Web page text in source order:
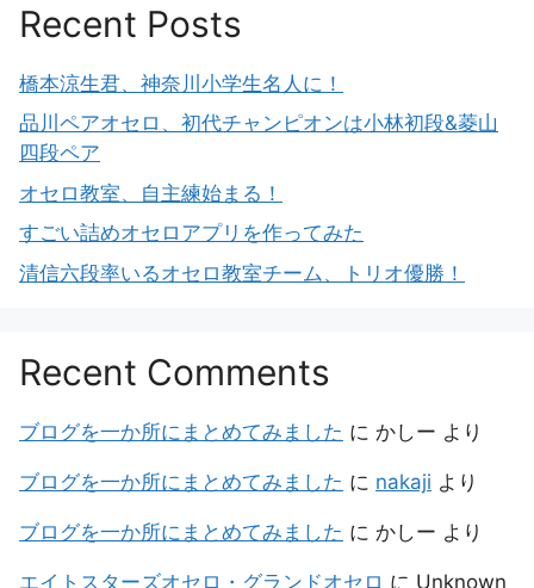
Recent Posts
橋本涼生君、神奈川小学生名人に！
品川ペアオセロ、初代チャンピオンは小林初段&菱山
四段ペア
オセロ教室、自主練始まる！
すごい詰めオセロアプリを作ってみた
清信六段率いるオセロ教室チーム、トリオ優勝！
Recent Comments
ブログを一か所にまとめてみました に かしー より
ブログを一か所にまとめてみました に nakaji より
ブログを一か所にまとめてみました に かしー より
エイトスターズオセロ・グランドオセロ に Unknown